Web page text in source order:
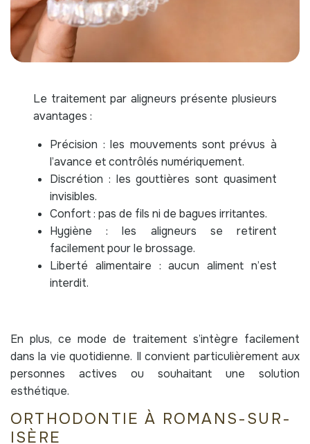
Le traitement par aligneurs présente plusieurs
avantages :
Précision : les mouvements sont prévus à
l’avance et contrôlés numériquement.
Discrétion : les gouttières sont quasiment
invisibles.
Confort : pas de fils ni de bagues irritantes.
Hygiène : les aligneurs se retirent
facilement pour le brossage.
Liberté alimentaire : aucun aliment n’est
interdit.
En plus, ce mode de traitement s’intègre facilement
dans la vie quotidienne. Il convient particulièrement aux
personnes actives ou souhaitant une solution
esthétique.
ORTHODONTIE À ROMANS-SUR-
ISÈRE